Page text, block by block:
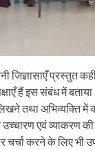
जिज्ञासाएँ प्रस्तुत
हैं इस संबंध में
तथा अभिव्यक्ति में
एवं व्याकरण
करने के लिए भी